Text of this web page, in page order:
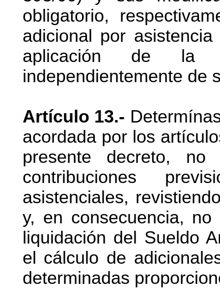
obligatorio,
adicional por
aplicación de la
independientemente de
Artículo 13.-
acordada por los
presente decreto,
contribuciones
asistenciales,
y, en consecuencia,
liquidación del Sueldo
el cálculo de
determinadas